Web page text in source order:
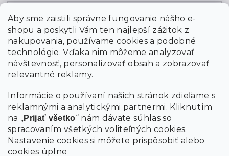
Aby sme zaistili správne fungovanie nášho e-
shopu a poskytli Vám ten najlepší zážitok z
nakupovania, používame cookies a podobné
technológie. Vďaka nim môžeme analyzovať
návštevnosť, personalizovať obsah a zobrazovať
relevantné reklamy.
Informácie o používaní našich stránok zdieľame s
reklamnými a analytickými partnermi. Kliknutím
na „Prijať všetko“ nám dávate súhlas so
spracovaním všetkých voliteľných cookies.
Nastavenie cookies si môžete prispôsobiť alebo
cookies úplne
Vložením údajov súhlasíte s podmienkami ochrany
osobných údajov
PRIHLÁSIŤ SA